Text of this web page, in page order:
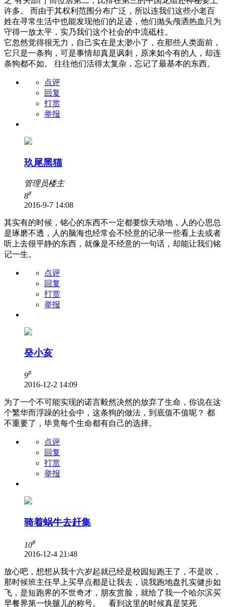
许多。 而由于其权利范围分布广泛，所以连我们这些小老百
姓在寻常生活中也能发现他们的足迹，他们抛头颅洒热血只为
守得一放太平，实乃我们这个社会的中流砥柱。
它忽然觉得很无力，自己实在是太渺小了，在那些人类面前，
它只是一条狗，可是事情却真是讽刺，原来如今有的人，却连
条狗都不如。 往往他们活得太复杂，忘记了最基本的东西。
点评
回复
打赏
举报
玖尾黑猫
管理员楼主
8#
2016-9-7 14:08
其实有的时候，铭心的东西不一定都要惊天动地，人的心思总
是琢磨不透，人的脑海也经常会不经意的记录一些看上去或者
听上去很平静的东西，就像是不经意的一句话，却能让我们铭
记一生。
点评
回复
打赏
举报
癸小亥
9#
2016-12-2 14:09
为了一个不可能实现的诺言毅然决然的放弃了生命，你说在这
个繁华而浮躁的社会中，这条狗的做法，到底值不值呢？ 都
不重要了，毕竟每个生命都有自己的选择。
点评
回复
打赏
举报
骑着蜗牛去赶集
10#
2016-12-4 21:48
放心吧，想想从我十六岁起就已经是校园短跑王了，不是吹，
那时候班主任早上买早点都是让我去，说我跑地盘扎实健步如
飞，是短跑界的不世奇才，朋友赏脸，就给了我一个哈尔滨买
早餐界第一快腿儿的称号。 看到这里的时候真是笑死